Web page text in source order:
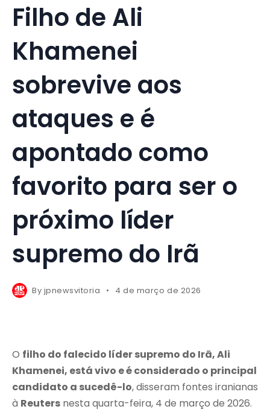
Filho de Ali
Khamenei
sobrevive aos
ataques e é
apontado como
favorito para ser o
próximo líder
supremo do Irã
By jpnewsvitoria 4 de março de 2026
O filho do falecido líder supremo do Irã, Ali
Khamenei, está vivo e é considerado o principal
candidato a sucedê-lo, disseram fontes iranianas
à Reuters nesta quarta-feira, 4 de março de 2026.